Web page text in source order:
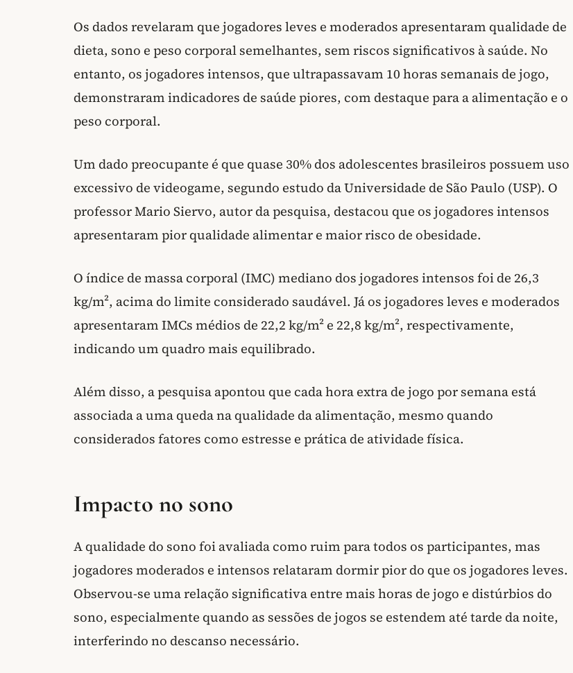
Os dados revelaram que jogadores leves e moderados apresentaram qualidade de
dieta, sono e peso corporal semelhantes, sem riscos significativos à saúde. No
entanto, os jogadores intensos, que ultrapassavam 10 horas semanais de jogo,
demonstraram indicadores de saúde piores, com destaque para a alimentação e o
peso corporal.
Um dado preocupante é que quase 30% dos adolescentes brasileiros possuem uso
excessivo de videogame, segundo estudo da Universidade de São Paulo (USP). O
professor Mario Siervo, autor da pesquisa, destacou que os jogadores intensos
apresentaram pior qualidade alimentar e maior risco de obesidade.
O índice de massa corporal (IMC) mediano dos jogadores intensos foi de 26,3
kg/m², acima do limite considerado saudável. Já os jogadores leves e moderados
apresentaram IMCs médios de 22,2 kg/m² e 22,8 kg/m², respectivamente,
indicando um quadro mais equilibrado.
Além disso, a pesquisa apontou que cada hora extra de jogo por semana está
associada a uma queda na qualidade da alimentação, mesmo quando
considerados fatores como estresse e prática de atividade física.
Impacto no sono
A qualidade do sono foi avaliada como ruim para todos os participantes, mas
jogadores moderados e intensos relataram dormir pior do que os jogadores leves.
Observou-se uma relação significativa entre mais horas de jogo e distúrbios do
sono, especialmente quando as sessões de jogos se estendem até tarde da noite,
interferindo no descanso necessário.